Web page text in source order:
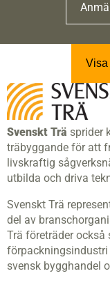
Visa
Svenskt Trä sprider
träbyggande för att
livskraftig
utbilda och driva
Svenskt Trä
del av
Trä företräder också
förpackningsindustri
svensk bygghandel